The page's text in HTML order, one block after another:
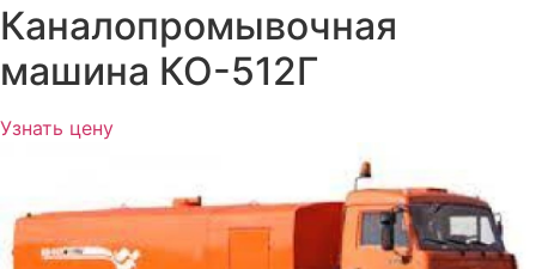
Каналопромывочная
машина КО-512Г
Узнать цену